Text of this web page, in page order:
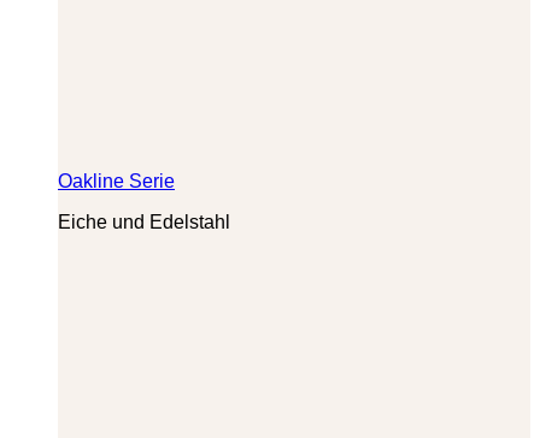
Oakline Serie
Eiche und Edelstahl